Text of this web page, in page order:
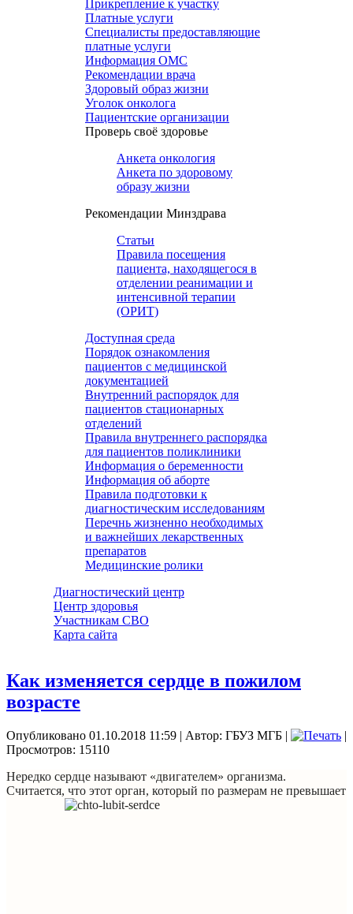
Прикрепление к участку
Платные услуги
Специалисты предоставляющие
платные услуги
Информация ОМС
Рекомендации врача
Здоровый образ жизни
Уголок онколога
Пациентские организации
Проверь своё здоровье
Анкета онкология
Анкета по здоровому
образу жизни
Рекомендации Минздрава
Статьи
Правила посещения
пациента, находящегося в
отделении реанимации и
интенсивной терапии
(ОРИТ)
Доступная среда
Порядок ознакомления
пациентов с медицинской
документацией
Внутренний распорядок для
пациентов стационарных
отделений
Правила внутреннего распорядка
для пациентов поликлиники
Информация о беременности
Информация об аборте
Правила подготовки к
диагностическим исследованиям
Перечнь жизненно необходимых
и важнейших лекарственных
препаратов
Медицинские ролики
Диагностический центр
Центр здоровья
Участникам СВО
Карта сайта
Как изменяется сердце в пожилом
возрасте
Опубликовано 01.10.2018 11:59 | Автор: ГБУЗ МГБ |
|
Просмотров: 15110
Нередко сердце называют «двигателем» организма.
Считается, что этот орган, который по размерам не превышает